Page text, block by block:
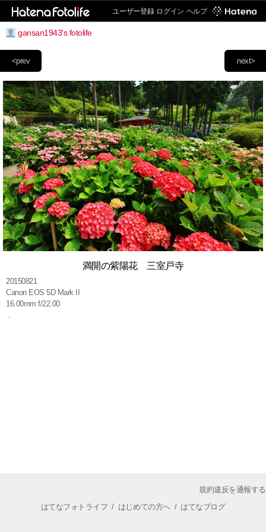
ユーザー登録 ログイン ヘルプ
gansan1943's fotolife
next>
<prev
満開の紫陽花 三室戸寺
20150821
Canon EOS 5D Mark II
16.00mm f/22.00
規約違反を通報する
はてなフォトライフ / はじめての方へ/ はてなブログ